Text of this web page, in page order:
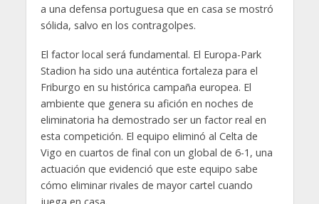
a una defensa portuguesa que en casa se mostró
sólida, salvo en los contragolpes.
El factor local será fundamental. El Europa-Park
Stadion ha sido una auténtica fortaleza para el
Friburgo en su histórica campaña europea. El
ambiente que genera su afición en noches de
eliminatoria ha demostrado ser un factor real en
esta competición. El equipo eliminó al Celta de
Vigo en cuartos de final con un global de 6-1, una
actuación que evidenció que este equipo sabe
cómo eliminar rivales de mayor cartel cuando